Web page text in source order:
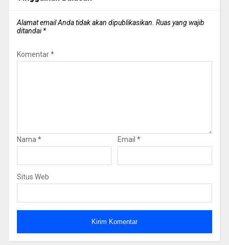
Alamat email Anda tidak akan dipublikasikan. Ruas yang wajib
ditandai*
Komentar*
Nama * Email *
Situs Web